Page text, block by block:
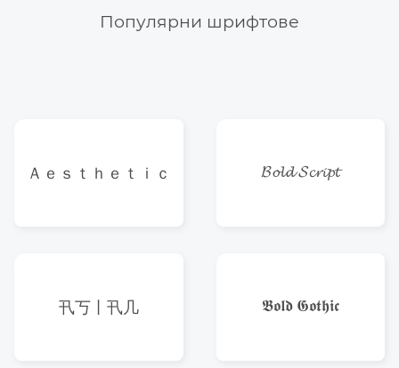
Популярни шрифтове
Ａｅｓｔｈｅｔｉｃ
卂丂丨卂几
𝓑𝓸𝓵𝓭 𝓢𝓬𝓻𝓲𝓹𝓽
𝕭𝖔𝖑𝖉 𝕲𝖔𝖙𝖍𝖎𝖈